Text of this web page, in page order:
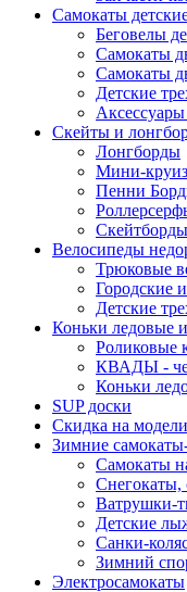
Самокаты
Беговелы
Самокаты
Самокаты
Детские
Cкейты и
Лонгборды
Мини-
Пенни
Велосипеды
Трюковые
Городские
Детские
Коньки ледовые
Роликовые
КВАДЫ -
Коньки
SUP доски
Скидка на
Зимние
Самокаты
Снегокаты,
Ватрушки-
Детские
Санки-
Зимний
Электросамокаты